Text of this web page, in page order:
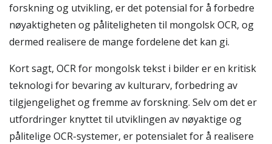
forskning og utvikling, er det potensial for å forbedre
nøyaktigheten og påliteligheten til mongolsk OCR, og
dermed realisere de mange fordelene det kan gi.
Kort sagt, OCR for mongolsk tekst i bilder er en kritisk
teknologi for bevaring av kulturarv, forbedring av
tilgjengelighet og fremme av forskning. Selv om det er
utfordringer knyttet til utviklingen av nøyaktige og
pålitelige OCR-systemer, er potensialet for å realisere